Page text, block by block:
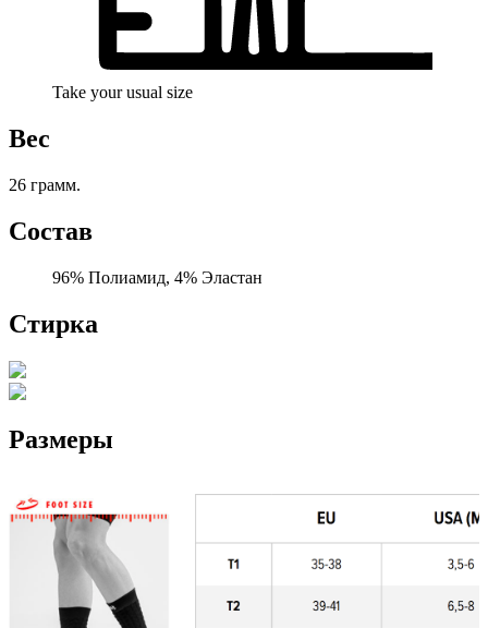
Take your usual size
Вес
26 грамм.
Состав
96% Полиамид, 4% Эластан
Стирка
Размеры